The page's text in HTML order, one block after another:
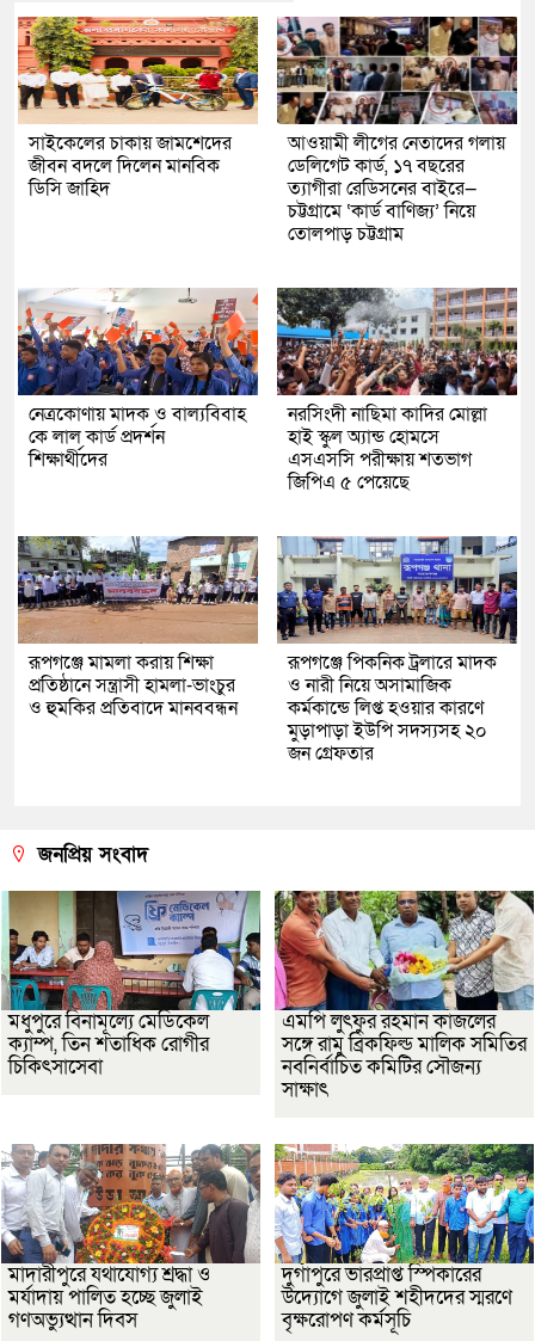
সাইকেলের চাকায় জামশেদের
জীবন বদলে দিলেন মানবিক
ডিসি জাহিদ
আওয়ামী লীগের নেতাদের গলায়
ডেলিগেট কার্ড, ১৭ বছরের
ত্যাগীরা রেডিসনের বাইরে—
চট্টগ্রামে ‘কার্ড বাণিজ্য’ নিয়ে
তোলপাড় চট্টগ্রাম
নেত্রকোণায় মাদক ও বাল্যবিবাহ
কে লাল কার্ড প্রদর্শন
শিক্ষার্থীদের
নরসিংদী নাছিমা কাদির মোল্লা
হাই স্কুল অ্যান্ড হোমসে
এসএসসি পরীক্ষায় শতভাগ
জিপিএ ৫ পেয়েছে
রূপগঞ্জে মামলা করায় শিক্ষা
প্রতিষ্ঠানে সন্ত্রাসী হামলা-ভাংচুর
ও হুমকির প্রতিবাদে মানববন্ধন
রূপগঞ্জে পিকনিক ট্রলারে মাদক
ও নারী নিয়ে অসামাজিক
কর্মকান্ডে লিপ্ত হওয়ার কারণে
মুড়াপাড়া ইউপি সদস্যসহ ২০
জন গ্রেফতার
জনপ্রিয় সংবাদ
মধুপুরে বিনামূল্যে মেডিকেল
ক্যাম্প, তিন শতাধিক রোগীর
চিকিৎসাসেবা
এমপি লুৎফুর রহমান কাজলের
সঙ্গে রামু ব্রিকফিল্ড মালিক সমিতির
নবনির্বাচিত কমিটির সৌজন্য
সাক্ষাৎ
মাদারীপুরে যথাযোগ্য শ্রদ্ধা ও
মর্যাদায় পালিত হচ্ছে জুলাই
গণঅভ্যুত্থান দিবস
দুর্গাপুরে ভারপ্রাপ্ত স্পিকারের
উদ্যোগে জুলাই শহীদদের স্মরণে
বৃক্ষরোপণ কর্মসূচি